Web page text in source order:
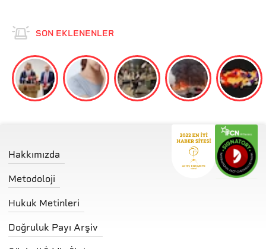
SON EKLENENLER
Hakkımızda
Metodoloji
Hukuk Metinleri
Doğruluk Payı Arşiv